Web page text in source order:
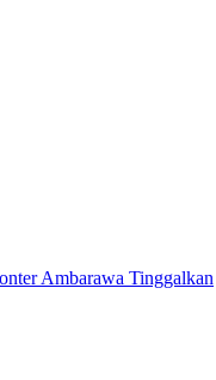
Ambarawa Tinggalkan